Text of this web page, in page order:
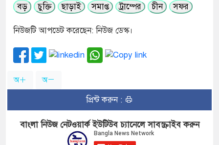
বড়
চুক্তি ছাড়াই সমাপ্ত ট্রাম্পের চীন সফর
নিউজটি আপডেট করেছেন: নিউজ ডেস্ক।
অ অ
প্রিন্ট করুন :
বাংলা নিউজ নেটওয়ার্ক ইউটিউব চ্যানেলে সাবস্ক্রাইব করুন